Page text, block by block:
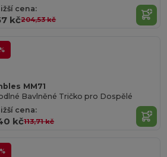
cena:
kč204,53 kč
MM71
Bavlněné Tričko pro Dospělé
cena:
kč113,71 kč